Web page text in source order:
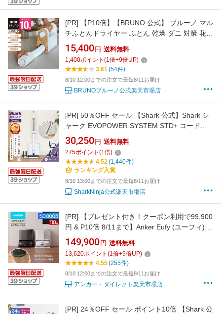
[PR]
【P10倍】【BRUNO 公式】 ブルーノ マル
チふとんドライヤー ふとん 乾燥 ダニ 対策 花粉
アタッチメント ダイヤル ウッド 収納 ハンドル
インテリア おしゃれ お洒落 かわいい 可愛い ホ
ワイト BOE047 メッセージカード 対応 引っ越
し祝い 入学祝い
15,400 円 送料無料
1,400ポイント (1倍+9倍UP)
3.61(54件)
8/10 12:00までの注文で最短8/11お届け
BRUNOブルーノ公式楽天市場店
[PR] 50％OFF セール 【Shark 公式】Shark シ
ャーク EVOPOWER SYSTEM STD+ コードレ
ススティッククリーナー 追加アクセサリー セ
ット （ブラシ2種 ＋ プレシジョンダスター ）
公式オンラインストア限定 エヴォパワーシステ
ムスタンダードプラス CS150JAE-SET3A /
30,250 円 送料無料
275ポイント (1倍)
4.52(1,440件)
ランキング入賞
8/10 13:00までの注文で最短8/11お届け
SharkNinja公式楽天市場店
[PR]
【プレゼント付き！クーポン利用で99,900
円 & P10倍 8/11まで】Anker Eufy (ユーフィ)
Robot Vacuum Omni E25 (ロボット掃除機) ロ
ーラーモップ 全自動クリーニングステーション
自動ゴミ収集 モップ洗浄 乾燥 20000Pa 水拭き
兼用 高性能 時短家電
149,900 円 送料無料
13,620ポイント (1倍+9倍UP)
4.55(255件)
8/10 12:00までの注文で最短8/11お届け
アンカー・ダイレクト楽天市場店
[PR] 24％OFF セール ポイント10倍 【Shark 公